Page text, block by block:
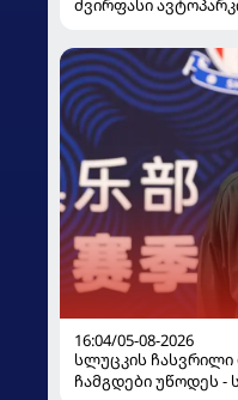
ძვირფასი
16:04/05-08-2026
სლუცკის ჩასვრილი
ჩამგდები უწოდეს -